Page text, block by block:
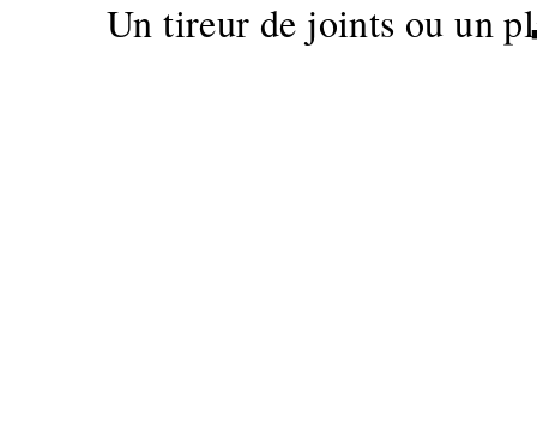
Un tireur de joints ou un